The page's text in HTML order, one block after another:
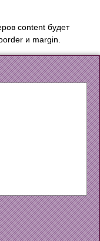
content будет
и margin.